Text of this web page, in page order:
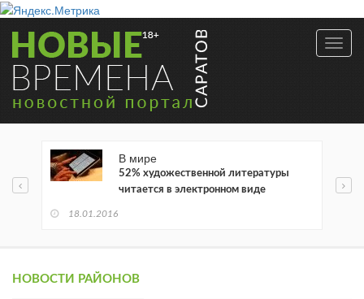
В мире
52% художественной литературы
читается в электронном виде
18.01.2016
НОВОСТИ РАЙОНОВ